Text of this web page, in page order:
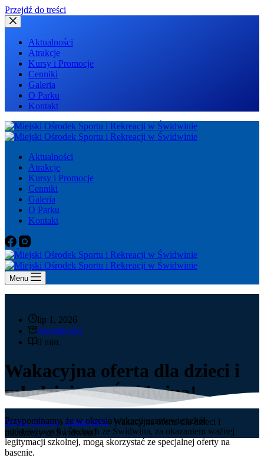
Przejdź do treści
Aktualności
Atrakcje
Kursy i Promocje
Cenniki
Galeria
O Parku
Kontakt
Aktualności
Atrakcje
Kursy i Promocje
Cenniki
Galeria
O Parku
Kontakt
Menu
lip 1, 2026
Aktualności
0 min.
Wakacyjna oferta dla dzieci i
młodzieży ze Świdwina!
Strona główna Aktualności Wakacyjna oferta dla dzieci i
młodzieży ze Świdwina!
Przypominamy, że w okresie wakacji uczniowie szkół
podstawowych i średnich ze Świdwina, za okazaniem ważnej
legitymacji szkolnej, mogą skorzystać ze specjalnej oferty na
basenie.